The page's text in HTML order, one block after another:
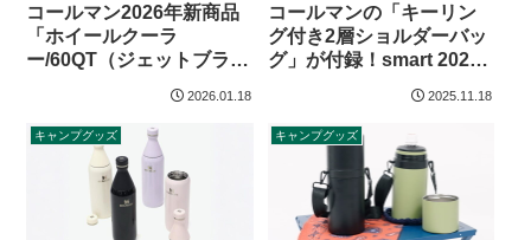
コールマン2026年新商品
「ホイールクーラ
ー/60QT（ジェットブラッ
2026.01.18
コールマンの「キーリン
グ付き2層ショルダーバッ
グ」が付録！smart 2026
2025.11.18
キャンプグッズ キャンプグッズ